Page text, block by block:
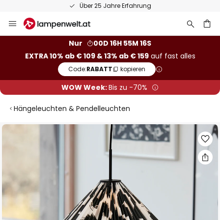
Über 25 Jahre Erfahrung
Inhalt
Nur
00D 16H 55M 15S
EXTRA 10% ab € 109 & 13% ab € 159auf fast alles
Code:RABATT kopieren
WOW Week:Bis zu -70%
Hängeleuchten & Pendelleuchten
Zum
springen